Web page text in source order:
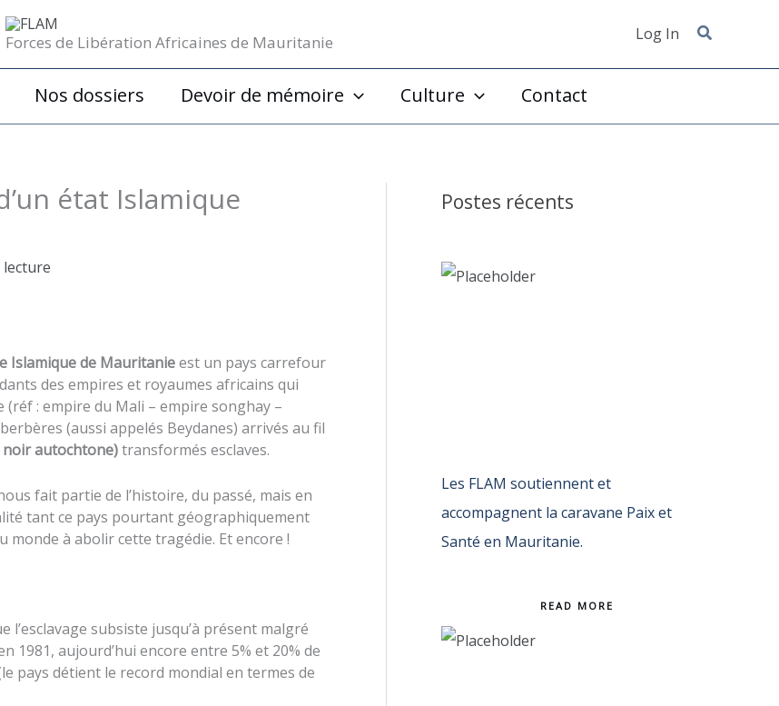
Forces de Libération Africaines de Mauritanie Log In
Nos dossiers Devoir de mémoire Culture Contact
état Islamique
lecture
Islamique de Mauritanieest un pays carrefour
des empires et royaumes africains qui
: empire du Mali – empire songhay –
(aussi appelés Beydanes) arrivés au fil
autochtone)transformés esclaves.
fait partie de l’histoire, du passé, mais en
tant ce pays pourtant géographiquement
à abolir cette tragédie. Et encore !
subsiste jusqu’à présent malgré
1981, aujourd’hui encore entre 5% et 20% de
pays détient le record mondial en termes de
Postes récents
Les FLAM soutiennent et
accompagnent la caravane Paix et
Santé en Mauritanie.
READ MORE